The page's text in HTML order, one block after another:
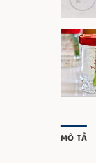
MÔ TẢ